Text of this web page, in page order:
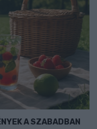
A SZABADBAN